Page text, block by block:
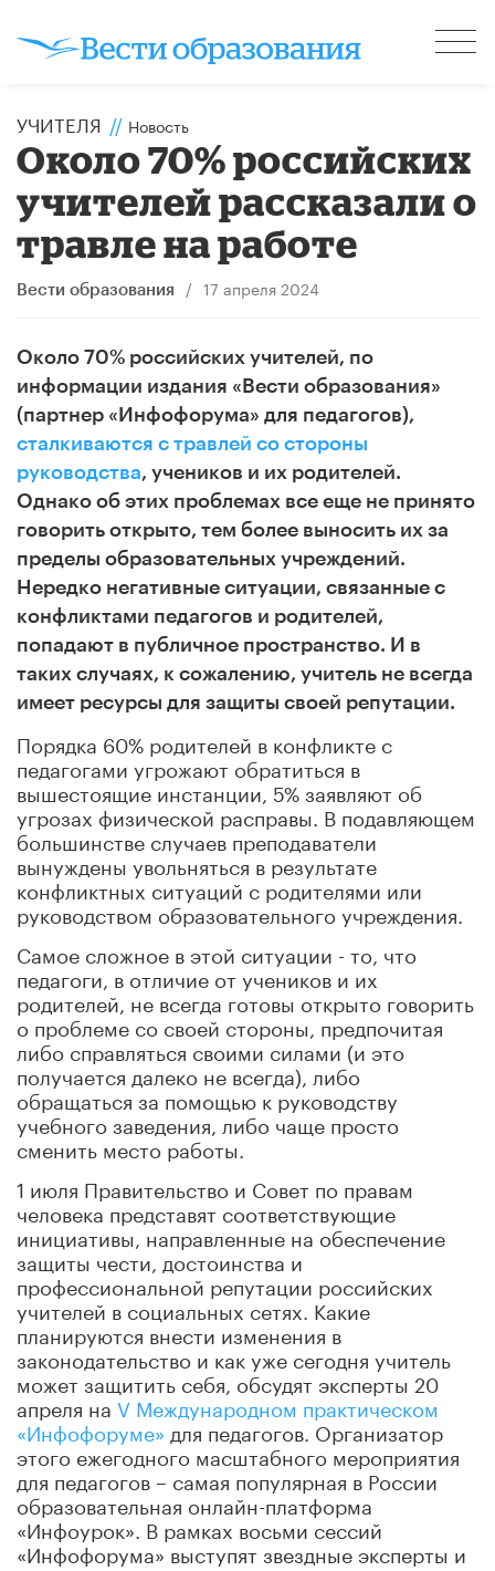
УЧИТЕЛЯ // Новость
Около 70% российских
учителей рассказали о
травле на работе
Вести образования / 17 апреля 2024
Около 70% российских учителей, по
информации издания «Вести образования»
(партнер «Инфофорума» для педагогов),
сталкиваются с травлей со стороны
руководства, учеников и их родителей.
Однако об этих проблемах все еще не принято
говорить открыто, тем более выносить их за
пределы образовательных учреждений.
Нередко негативные ситуации, связанные с
конфликтами педагогов и родителей,
попадают в публичное пространство. И в
таких случаях, к сожалению, учитель не всегда
имеет ресурсы для защиты своей репутации.
Порядка 60% родителей в конфликте с
педагогами угрожают обратиться в
вышестоящие инстанции, 5% заявляют об
угрозах физической расправы. В подавляющем
большинстве случаев преподаватели
вынуждены увольняться в результате
конфликтных ситуаций с родителями или
руководством образовательного учреждения.
Самое сложное в этой ситуации - то, что
педагоги, в отличие от учеников и их
родителей, не всегда готовы открыто говорить
о проблеме со своей стороны, предпочитая
либо справляться своими силами (и это
получается далеко не всегда), либо
обращаться за помощью к руководству
учебного заведения, либо чаще просто
сменить место работы.
1 июля Правительство и Совет по правам
человека представят соответствующие
инициативы, направленные на обеспечение
защиты чести, достоинства и
профессиональной репутации российских
учителей в социальных сетях. Какие
планируются внести изменения в
законодательство и как уже сегодня учитель
может защитить себя, обсудят эксперты 20
апреля на V Международном практическом
«Инфофоруме» для педагогов. Организатор
этого ежегодного масштабного мероприятия
для педагогов – самая популярная в России
образовательная онлайн-платформа
«Инфоурок». В рамках восьми сессий
«Инфофорума» выступят звездные эксперты и